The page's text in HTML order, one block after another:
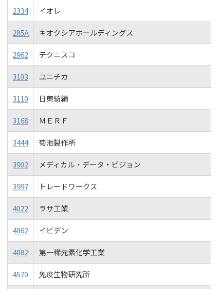
2334 イオレ
285A キオクシアホールディングス
2962 テクニスコ
3103 ユニチカ
3110 日東紡績
3168 ＭＥＲＦ
3444 菊池製作所
3902 メディカル・データ・ビジョン
3997 トレードワークス
4022 ラサ工業
4062 イビデン
4082 第一稀元素化学工業
4570 免疫生物研究所